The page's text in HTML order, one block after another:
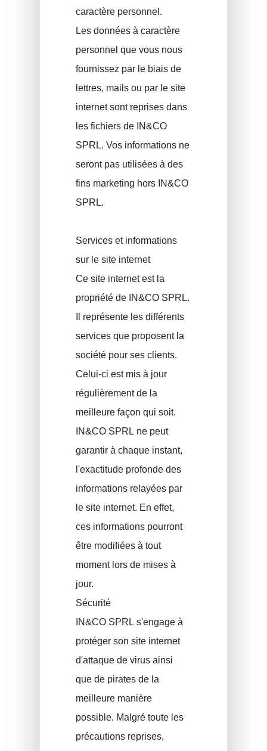
caractère personnel.
Les données à caractère
personnel que vous nous
fournissez par le biais de
lettres, mails ou par le site
internet sont reprises dans
les fichiers de IN&CO
SPRL. Vos informations ne
seront pas utilisées à des
fins marketing hors IN&CO
SPRL.
Services et informations
sur le site internet
Ce site internet est la
propriété de IN&CO SPRL.
Il représente les différents
services que proposent la
société pour ses clients.
Celui-ci est mis à jour
régulièrement de la
meilleure façon qui soit.
IN&CO SPRL ne peut
garantir à chaque instant,
l'exactitude profonde des
informations relayées par
le site internet. En effet,
ces informations pourront
être modifiées à tout
moment lors de mises à
jour.
Sécurité
IN&CO SPRL s'engage à
protéger son site internet
d'attaque de virus ainsi
que de pirates de la
meilleure manière
possible. Malgré toute les
précautions reprises,
Assurance familiale
Epargne pension, épargne à long terme
Epargne enfant
Assurance décès
Assurance funéraire
Protection juridique
PRUSZYNSKA-SIENKO Iwona Barbara
TILITA Alexandru
BUJOR Alexandru
VAN BOUWEL Cornelia